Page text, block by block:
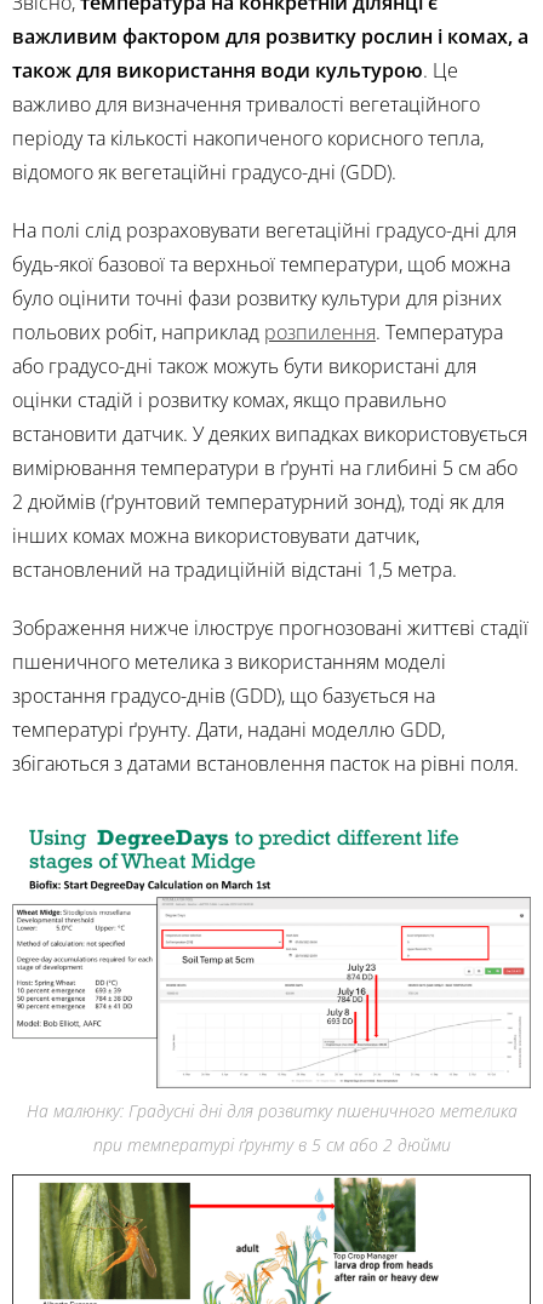
важливим фактором для розвитку рослин і комах, а
також для використання води культурою. Це
важливо для визначення тривалості вегетаційного
періоду та кількості накопиченого корисного тепла,
відомого як вегетаційні градусо-дні (GDD).
На полі слід розраховувати вегетаційні градусо-дні для
будь-якої базової та верхньої температури, щоб можна
було оцінити точні фази розвитку культури для різних
польових робіт, наприклад розпилення. Температура
або градусо-дні також можуть бути використані для
оцінки стадій і розвитку комах, якщо правильно
встановити датчик. У деяких випадках використовується
вимірювання температури в ґрунті на глибині 5 см або
2 дюймів (ґрунтовий температурний зонд), тоді як для
інших комах можна використовувати датчик,
встановлений на традиційній відстані 1,5 метра.
Зображення нижче ілюструє прогнозовані життєві стадії
пшеничного метелика з використанням моделі
зростання градусо-днів (GDD), що базується на
температурі ґрунту. Дати, надані моделлю GDD,
збігаються з датами встановлення пасток на рівні поля.
На малюнку: Градусні дні для розвитку пшеничного метелика
при температурі ґрунту в 5 см або 2 дюйми